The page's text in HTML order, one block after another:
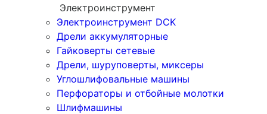
Электроинструмент
Электроинструмент DCK
Дрели аккумуляторные
Гайковерты сетевые
Дрели, шуруповерты, миксеры
Углошлифовальные машины
Перфораторы и отбойные молотки
Шлифмашины